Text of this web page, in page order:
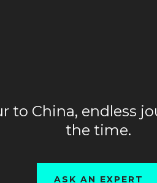
to China, endless
the time.
ASK AN EXPERT